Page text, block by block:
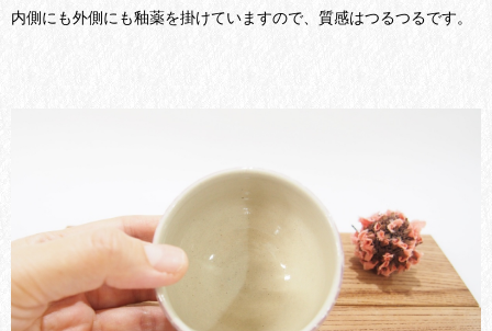
内側にも外側にも釉薬を掛けていますので、質感はつるつるです。